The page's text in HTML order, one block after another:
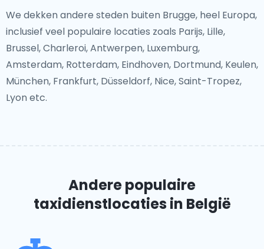
We dekken andere steden buiten Brugge, heel Europa,
inclusief veel populaire locaties zoals Parijs, Lille,
Brussel, Charleroi, Antwerpen, Luxemburg,
Amsterdam, Rotterdam, Eindhoven, Dortmund, Keulen,
München, Frankfurt, Düsseldorf, Nice, Saint-Tropez,
Lyon etc.
Andere populaire
taxidienstlocaties in België